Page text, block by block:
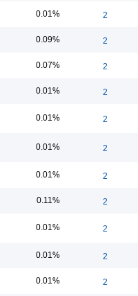
0.01% 2
0.09% 2
0.07% 2
0.01% 2
0.01% 2
0.01% 2
0.01% 2
0.11% 2
0.01% 2
0.01% 2
0.01% 2